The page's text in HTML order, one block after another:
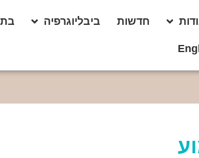
חדשות ביבליוגרפיה